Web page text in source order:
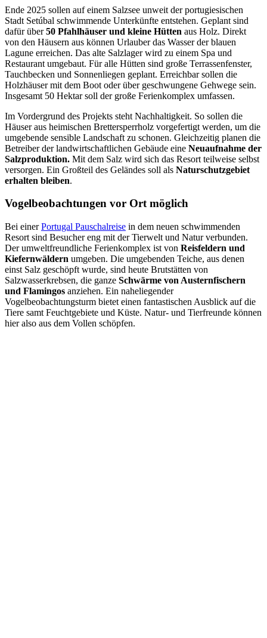
Ende 2025 sollen auf einem Salzsee unweit der portugiesischen
Stadt Setúbal schwimmende Unterkünfte entstehen. Geplant sind
dafür über50 Pfahlhäuser und kleine Hütten aus Holz. Direkt
von den Häusern aus können Urlauber das Wasser der blauen
Lagune erreichen. Das alte Salzlager wird zu einem Spa und
Restaurant umgebaut. Für alle Hütten sind große Terrassenfenster,
Tauchbecken und Sonnenliegen geplant. Erreichbar sollen die
Holzhäuser mit dem Boot oder über geschwungene Gehwege sein.
Insgesamt 50 Hektar soll der große Ferienkomplex umfassen.
Im Vordergrund des Projekts steht Nachhaltigkeit. So sollen die
Häuser aus heimischen Brettersperrholz vorgefertigt werden, um die
umgebende sensible Landschaft zu schonen. Gleichzeitig planen die
Betreiber der landwirtschaftlichen Gebäude eine Neuaufnahme der
Salzproduktion. Mit dem Salz wird sich das Resort teilweise selbst
versorgen. Ein Großteil des Geländes soll als Naturschutzgebiet
erhalten bleiben.
Vogelbeobachtungen vor Ort möglich
Bei einerPortugal Pauschalreise in dem neuen schwimmenden
Resort sind Besucher eng mit der Tierwelt und Natur verbunden.
Der umweltfreundliche Ferienkomplex ist von Reisfeldern und
Kiefernwäldern umgeben. Die umgebenden Teiche, aus denen
einst Salz geschöpft wurde, sind heute Brutstätten von
Salzwasserkrebsen, die ganze Schwärme von Austernfischern
und Flamingos anziehen. Ein naheliegender
Vogelbeobachtungsturm bietet einen fantastischen Ausblick auf die
Tiere samt Feuchtgebiete und Küste. Natur- und Tierfreunde können
hier also aus dem Vollen schöpfen.